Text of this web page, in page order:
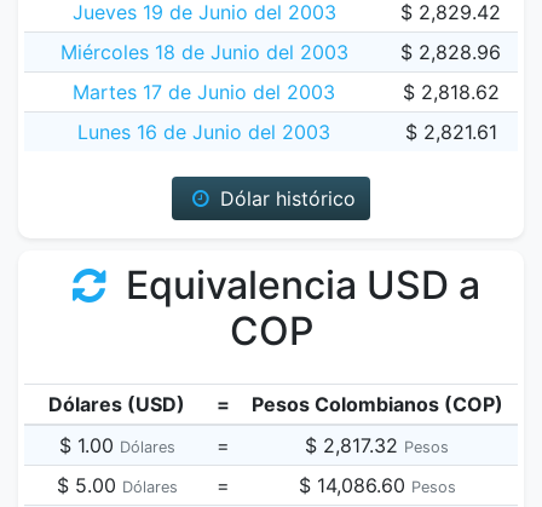
Jueves 19 de Junio del 2003
$ 2,829.42
Miércoles 18 de Junio del 2003
$ 2,828.96
Martes 17 de Junio del 2003
$ 2,818.62
Lunes 16 de Junio del 2003
$ 2,821.61
Dólar histórico
Equivalencia USD a
COP
Dólares (USD) =
Pesos Colombianos (COP)
$ 1.00 Dólares = $ 2,817.32 Pesos
$ 5.00 Dólares = $ 14,086.60 Pesos